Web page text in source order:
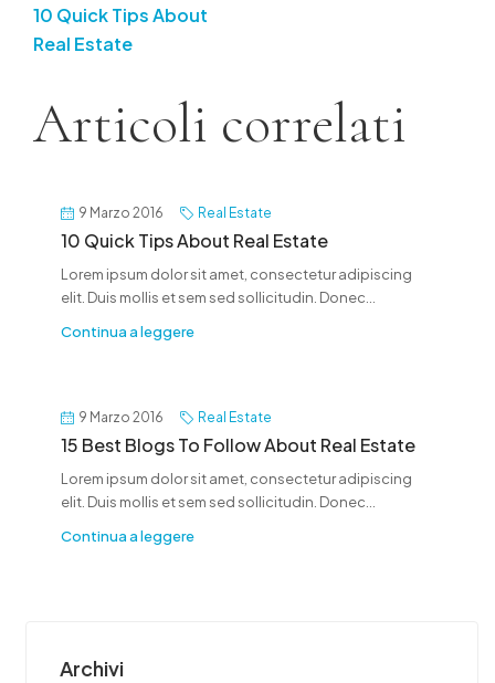
10 Quick Tips About
Real Estate
Articoli correlati
9 Marzo 2016 Real Estate
10 Quick Tips About Real Estate
Lorem ipsum dolor sit amet, consectetur adipiscing
elit. Duis mollis et sem sed sollicitudin. Donec...
Continua a leggere
9 Marzo 2016 Real Estate
15 Best Blogs To Follow About Real Estate
Lorem ipsum dolor sit amet, consectetur adipiscing
elit. Duis mollis et sem sed sollicitudin. Donec...
Continua a leggere
Archivi